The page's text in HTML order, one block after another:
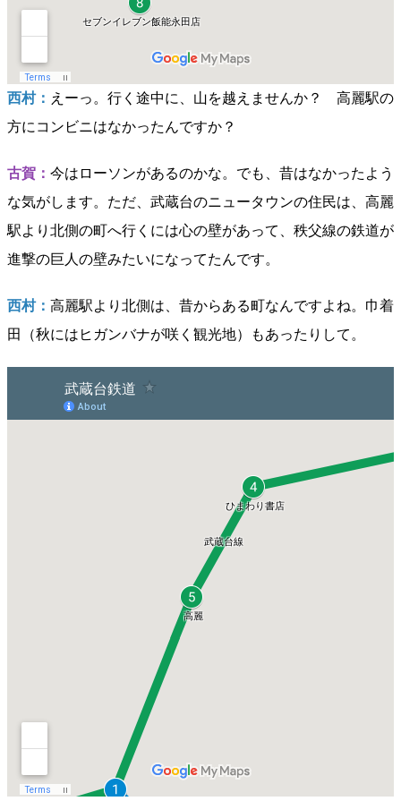
西村： えーっ。行く途中に、山を越えませんか？ 高麗駅の
方にコンビニはなかったんですか？
古賀： 今はローソンがあるのかな。でも、昔はなかったよう
な気がします。ただ、武蔵台のニュータウンの住民は、高麗
駅より北側の町へ行くには心の壁があって、秩父線の鉄道が
進撃の巨人の壁みたいになってたんです。
西村： 高麗駅より北側は、昔からある町なんですよね。巾着
田（秋にはヒガンバナが咲く観光地）もあったりして。